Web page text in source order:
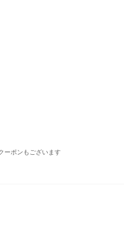
ーポンもございます